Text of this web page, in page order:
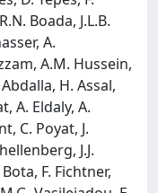
Boada, J.L.B.
A.
A.M. Hussein,
H. Assal,
A. Eldaly, A.
C. Poyat, J.
J.J.
F. Fichtner,